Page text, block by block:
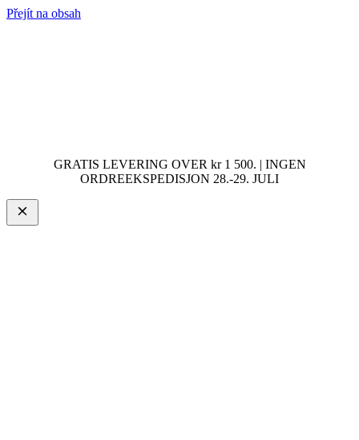
Přejít na obsah
GRATIS LEVERING OVER kr 1 500. | INGEN
ORDREEKSPEDISJON 28.-29. JULI